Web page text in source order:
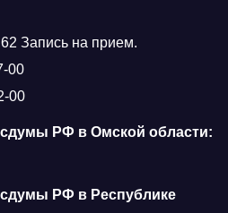
Запись на прием.
00
00
РФ в Омской области:
РФ в Республике